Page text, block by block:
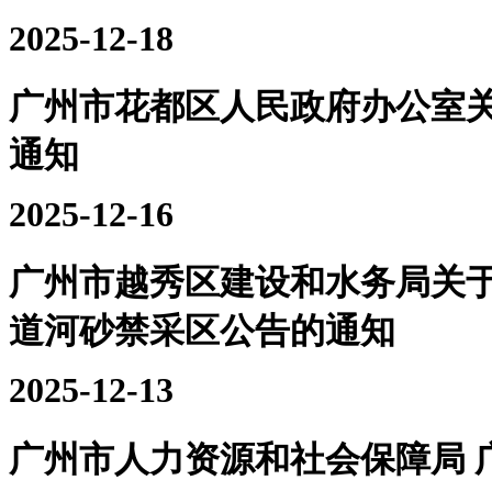
2025-12-18
广州市花都区人民政府办公室
通知
2025-12-16
广州市越秀区建设和水务局关
道河砂禁采区公告的通知
2025-12-13
广州市人力资源和社会保障局